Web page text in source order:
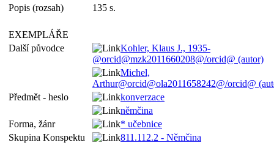
Popis (rozsah)
135 s.
EXEMPLÁŘE
Další původce
Kohler, Klaus J., 1935-
@orcid@mzk2011660208@/orcid@ (autor)
Michel,
Arthur@orcid@ola2011658242@/orcid@
Předmět - heslo
konverzace
němčina
Forma, žánr
* učebnice
Skupina Konspektu
811.112.2 - Němčina